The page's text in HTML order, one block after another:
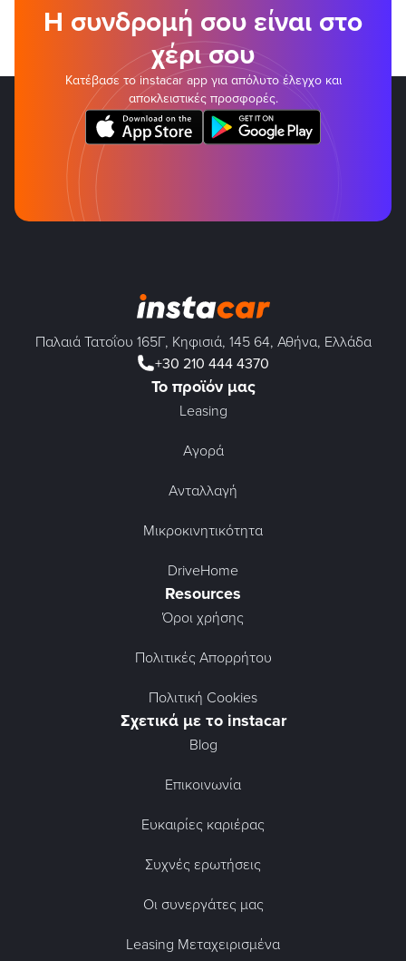
Η συνδρομή σου είναι στο
χέρι σου
Κατέβασε το instacar app για απόλυτο έλεγχο και
αποκλειστικές προσφορές.
Παλαιά Τατοΐου 165Γ, Κηφισιά, 145 64, Αθήνα, Ελλάδα
+30 210 444 4370
Το προϊόν μας
Leasing
Αγορά
Ανταλλαγή
Μικροκινητικότητα
DriveHome
Resources
Όροι χρήσης
Πολιτικές Απορρήτου
Πολιτική Cookies
Σχετικά με το instacar
Blog
Επικοινωνία
Ευκαιρίες καριέρας
Συχνές ερωτήσεις
Οι συνεργάτες μας
Leasing Μεταχειρισμένα